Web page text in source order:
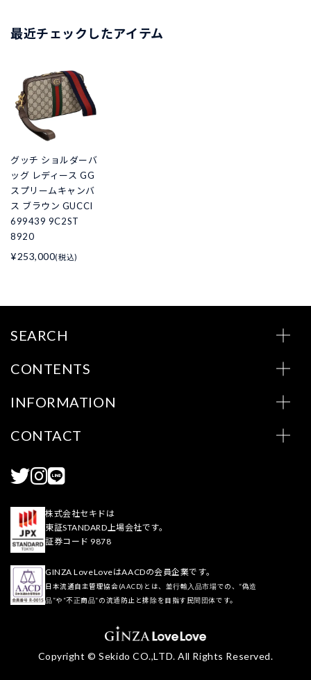
最近チェックしたアイテム
グッチ ショルダーバ
ッグ レディース GG
スプリームキャンバ
ス ブラウン GUCCI
699439 9C2ST
8920
¥253,000(税込)
SEARCH
CONTENTS
INFORMATION
CONTACT
株式会社セキドは
東証STANDARD上場会社です。
証券コード 9878
GINZA LoveLoveはAACDの会員企業です。
日本流通自主管理協会(AACD)とは、並行輸入品市場での、“偽造
品”や“不正商品”の流通防止と排除を目指す民間団体です。
Copyright © Sekido CO.,LTD. All Rights Reserved.